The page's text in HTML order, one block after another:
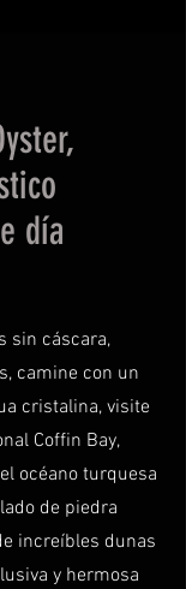
día
sin cáscara,
camine con un
cristalina, visite
Coffin Bay,
océano turquesa
de piedra
increíbles dunas
y hermosa